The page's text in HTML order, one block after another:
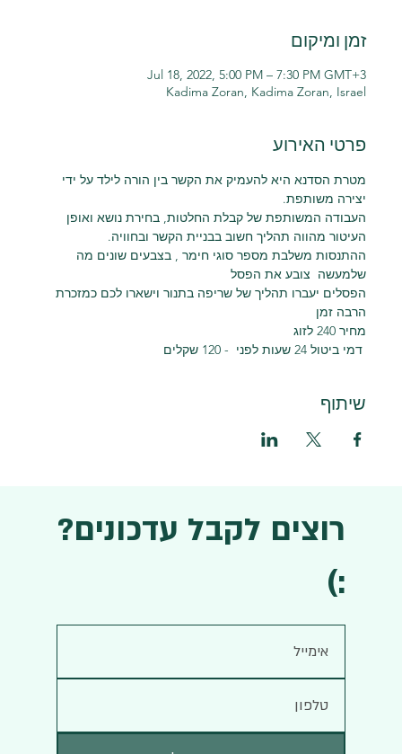
זמן ומיקום
Jul 18, 2022, 5:00 PM – 7:30 PM GMT+3
Kadima Zoran, Kadima Zoran, Israel
פרטי האירוע
מטרת הסדנא היא להעמיק את הקשר בין הורה לילד על ידי
יצירה משותפת.
העבודה המשותפת של קבלת החלטות, בחירת נושא ואופן
העיטור מהווה תהליך חשוב בבניית הקשר ובחוויה.
ההתנסות משלבת מספר סוגי חימר , בצבעים שונים מה
שלמעשה  צובע את הפסל
הפסלים יעברו תהליך של שריפה בתנור וישארו לכם כמזכרת
הרבה זמן
מחיר 240 לזוג
דמי ביטול 24 שעות לפני  - 120 שקלים
שיתוף
רוצים לקבל עדכונים?
:)